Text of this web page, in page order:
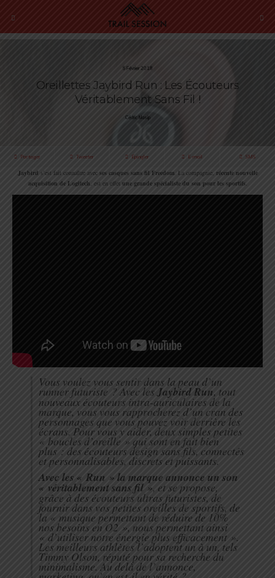
5 Février 2018
Oreillettes Jaybird Run : Les Écouteurs
Véritablement Sans Fil !
Cédric Masip
Partager Tweeter Épingler E-mail SMS
Jaybird s’est fait connaître avec ses casques sans fil Freedom. La compagnie, récente nouvelle
acquisition de Logitech, est en effet une grande spécialiste du son pour les sportifs.
Vous voulez vous sentir dans la peau d’un
runner futuriste ? Avec lesJaybird Run, tout
nouveaux écouteurs intra-auriculaires de la
marque, vous vous rapprocherez d’un cran des
personnages que vous pouvez voir derrière les
écrans. Pour vous y aider, deux simples petites
« boucles d’oreille » qui sont en fait bien
plus : des écouteurs design sans fils, connectés
et personnalisables, discrets et puissants.
Avec les « Run » la marque annonce un son
« véritablement sans fil », et se propose,
grâce à des écouteurs ultras futuristes, de
fournir dans vos petites oreilles de sportifs, de
la « musique permettant de réduire de 10%
nos besoins en O2 », nous permettant ainsi
« d’utiliser notre énergie plus efficacement ».
Les meilleurs athlètes l’adoptent un à un, tels
Timmy Olson, réputé pour sa recherche du
minimalisme. Au delà de l’annonce,